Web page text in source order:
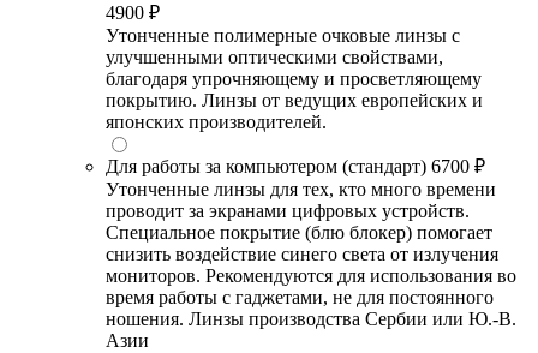
4900 ₽
Утонченные полимерные очковые линзы с
улучшенными оптическими свойствами,
благодаря упрочняющему и просветляющему
покрытию. Линзы от ведущих европейских и
японских производителей.
Для работы за компьютером (стандарт) 6700 ₽
Утонченные линзы для тех, кто много времени
проводит за экранами цифровых устройств.
Специальное покрытие (блю блокер) помогает
снизить воздействие синего света от излучения
мониторов. Рекомендуются для использования во
время работы с гаджетами, не для постоянного
ношения. Линзы производства Сербии или Ю.-В.
Азии